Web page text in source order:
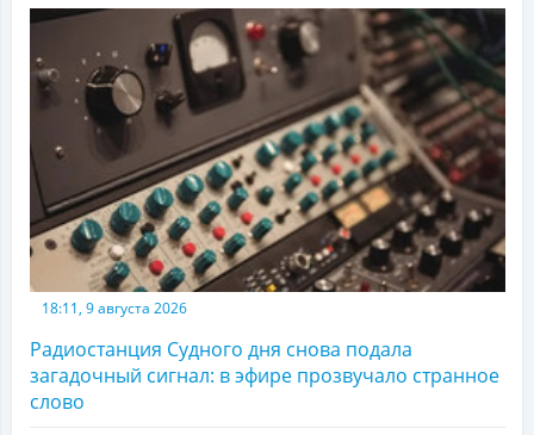
18:11, 9 августа 2026
Радиостанция Судного дня снова подала
загадочный сигнал: в эфире прозвучало странное
слово